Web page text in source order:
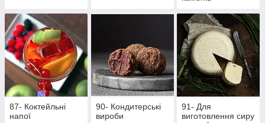
87- Коктейльні
напої
90- Кондитерські
вироби
91- Для
виготовлення сиру